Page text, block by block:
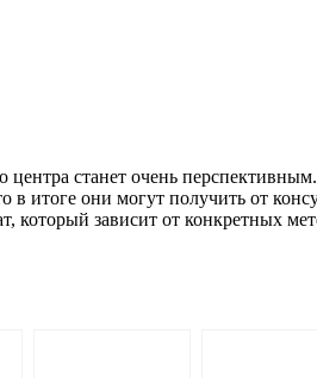
станет очень
итоге они могут получить от
который зависит от конкретных